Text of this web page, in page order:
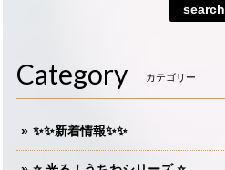
search
Category カテゴリー
✨✨新着情報✨✨